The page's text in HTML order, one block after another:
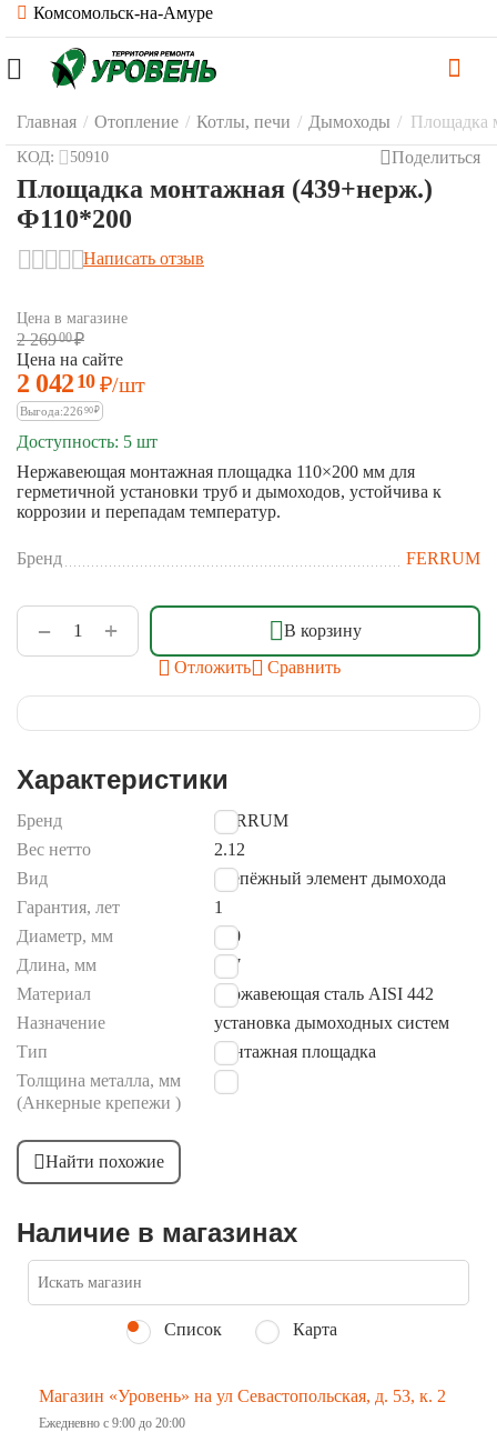
Комсомольск-на-Амуре
Главная / Отопление / Котлы, печи / Дымоходы / Площадка
КОД: 50910 Поделиться
Площадка монтажная (439+нерж.)
Ф110*200
Написать отзыв
Цена в магазине
2 26900₽
Цена на сайте
2 042 10 ₽/шт
Выгода:226 90₽
Доступность: 5 шт
Нержавеющая монтажная площадка 110×200 мм для
герметичной установки труб и дымоходов, устойчива к
коррозии и перепадам температур.
Бренд FERRUM
+
−
В корзину
Отложить
Сравнить
Характеристики
Бренд
FERRUM
Вес нетто
2.12
Вид
крепёжный элемент дымохода
Гарантия, лет
1
Диаметр, мм
110
Длина, мм
287
Материал
нержавеющая сталь AISI 442
Назначение
установка дымоходных систем
Тип
монтажная площадка
Толщина металла, мм
(Анкерные крепежи )
1
Найти похожие
Наличие в магазинах
Список Карта
Магазин «Уровень» на ул Севастопольская, д. 53, к. 2
Ежедневно с 9:00 до 20:00